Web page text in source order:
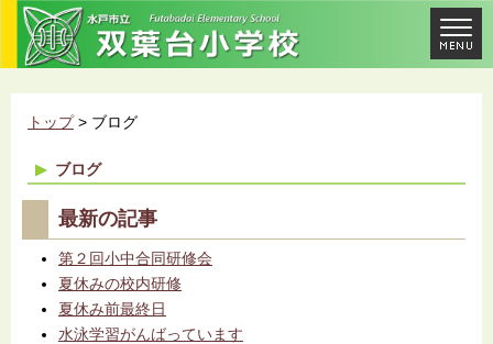
トップ> ブログ
ブログ
最新の記事
第２回小中合同研修会
夏休みの校内研修
夏休み前最終日
水泳学習がんばっています